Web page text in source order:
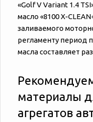
«‎‎Golf V Variant 1.4
масло «8100 X-
заливаемого
регламенту период
масла составляет
материалы
агрегатов